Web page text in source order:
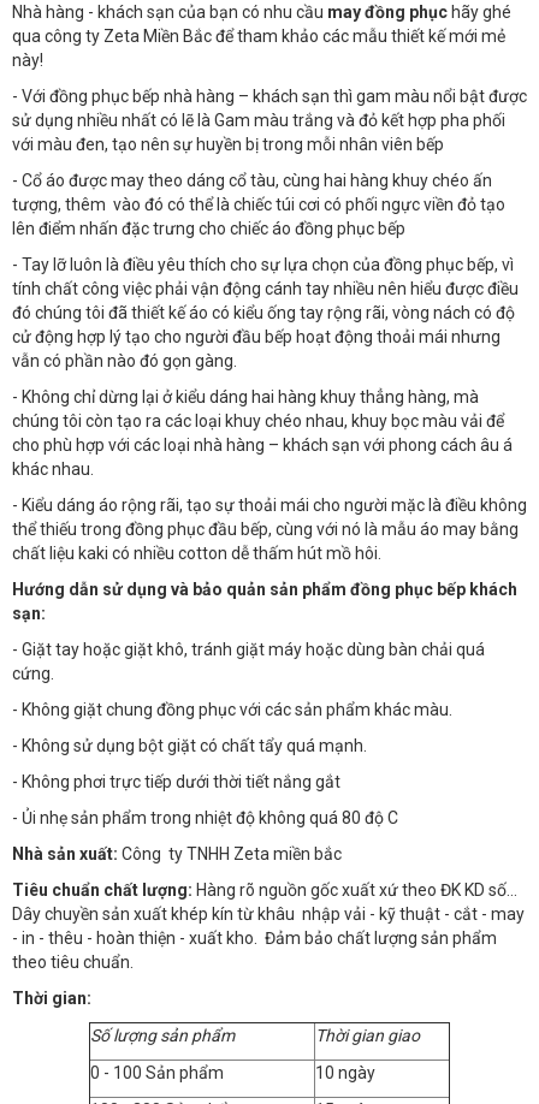
Nhà hàng - khách sạn của bạn có nhu cầu may đồng phục hãy ghé
qua công ty Zeta Miền Bắc để tham khảo các mẫu thiết kế mới mẻ
này!
- Với đồng phục bếp nhà hàng – khách sạn thì gam màu nổi bật được
sử dụng nhiều nhất có lẽ là Gam màu trắng và đỏ kết hợp pha phối
với màu đen, tạo nên sự huyền bị trong mỗi nhân viên bếp
- Cổ áo được may theo dáng cổ tàu, cùng hai hàng khuy chéo ấn
tượng, thêm vào đó có thể là chiếc túi cơi có phối ngực viền đỏ tạo
lên điểm nhấn đặc trưng cho chiếc áo đồng phục bếp
- Tay lỡ luôn là điều yêu thích cho sự lựa chọn của đồng phục bếp, vì
tính chất công việc phải vận động cánh tay nhiều nên hiểu được điều
đó chúng tôi đã thiết kế áo có kiểu ống tay rộng rãi, vòng nách có độ
cử động hợp lý tạo cho người đầu bếp hoạt động thoải mái nhưng
vẫn có phần nào đó gọn gàng.
- Không chỉ dừng lại ở kiểu dáng hai hàng khuy thẳng hàng, mà
chúng tôi còn tạo ra các loại khuy chéo nhau, khuy bọc màu vải để
cho phù hợp với các loại nhà hàng – khách sạn với phong cách âu á
khác nhau.
- Kiểu dáng áo rộng rãi, tạo sự thoải mái cho người mặc là điều không
thể thiếu trong đồng phục đầu bếp, cùng với nó là mẫu áo may bằng
chất liệu kaki có nhiều cotton dễ thấm hút mồ hôi.
Hướng dẫn sử dụng và bảo quản sản phẩm đồng phục bếp khách
sạn:
- Giặt tay hoặc giặt khô, tránh giặt máy hoặc dùng bàn chải quá
cứng.
- Không giặt chung đồng phục với các sản phẩm khác màu.
- Không sử dụng bột giặt có chất tẩy quá mạnh.
- Không phơi trực tiếp dưới thời tiết nắng gắt
- Ủi nhẹ sản phẩm trong nhiệt độ không quá 80 độ C
Nhà sản xuất: Công ty TNHH Zeta miền bắc
Tiêu chuẩn chất lượng: Hàng rõ nguồn gốc xuất xứ theo ĐK KD số…
Dây chuyền sản xuất khép kín từ khâu nhập vải - kỹ thuật - cắt - may
- in - thêu - hoàn thiện - xuất kho. Đảm bảo chất lượng sản phẩm
theo tiêu chuẩn.
Thời gian:
Số lượng sản phẩm
Thời gian giao
0 - 100 Sản phẩm
10 ngày